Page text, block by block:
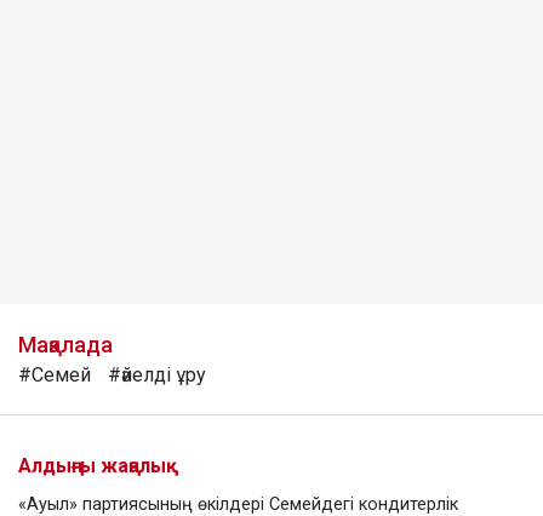
Мақалада
#Семей #әйелді ұру
Алдыңғы жаңалық
«Ауыл» партиясының өкілдері Семейдегі кондитерлік